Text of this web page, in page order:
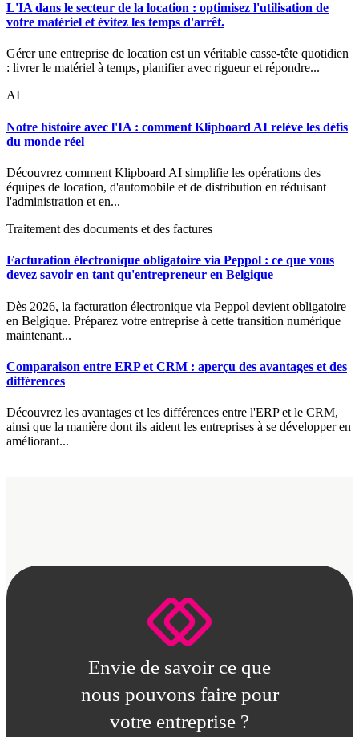
L'IA dans le secteur de la location : optimisez l'utilisation de
votre matériel et évitez les temps d'arrêt.
Gérer une entreprise de location est un véritable casse-tête quotidien
: livrer le matériel à temps, planifier avec rigueur et répondre...
AI
Notre histoire avec l'IA : comment Klipboard AI relève les défis
du monde réel
Découvrez comment Klipboard AI simplifie les opérations des
équipes de location, d'automobile et de distribution en réduisant
l'administration et en...
Traitement des documents et des factures
Facturation électronique obligatoire via Peppol : ce que vous
devez savoir en tant qu'entrepreneur en Belgique
Dès 2026, la facturation électronique via Peppol devient obligatoire
en Belgique. Préparez votre entreprise à cette transition numérique
maintenant...
Comparaison entre ERP et CRM : aperçu des avantages et des
différences
Découvrez les avantages et les différences entre l'ERP et le CRM,
ainsi que la manière dont ils aident les entreprises à se développer en
améliorant...
Envie de savoir ce que
nous pouvons faire pour
votre entreprise ?